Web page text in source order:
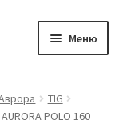
Меню
TIG
POLO 160